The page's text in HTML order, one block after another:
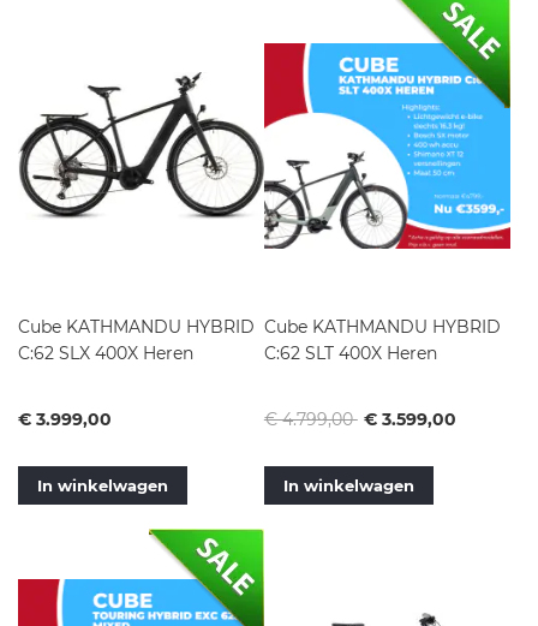
Cube KATHMANDU HYBRID
C:62 SLX 400X Heren
Vanaf
€ 3.999,00
In winkelwagen
Cube KATHMANDU HYBRID
C:62 SLT 400X Heren
Normale
€ 4.799,00 Vanaf
€ 3.599,00
In winkelwagen